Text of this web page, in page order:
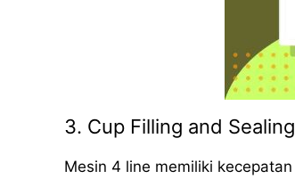
3. Cup Filling and
Mesin 4 line memiliki